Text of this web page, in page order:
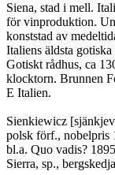
Siena, stad i mell.
för vinproduktion.
konststad av
Italiens äldsta
Gotiskt rådhus, ca
klocktorn. Brunnen
E Italien.
Sienkiewicz
polsk förf., nobelpris
bl.a. Quo vadis?
Sierra, sp.,